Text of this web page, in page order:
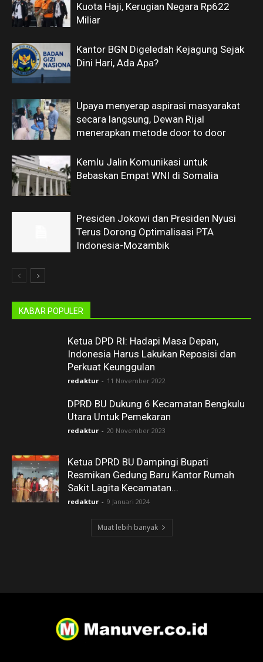
Kuota Haji, Kerugian Negara Rp622
Miliar
Kantor BGN Digeledah Kejagung Sejak
Dini Hari, Ada Apa?
Upaya menyerap aspirasi masyarakat
secara langsung, Dewan Rijal
menerapkan metode door to door
Kemlu Jalin Komunikasi untuk
Bebaskan Empat WNI di Somalia
Presiden Jokowi dan Presiden Nyusi
Terus Dorong Optimalisasi PTA
Indonesia-Mozambik
KABAR POPULER
Ketua DPD RI: Hadapi Masa Depan,
Indonesia Harus Lakukan Reposisi dan
Perkuat Keunggulan
redaktur - 11 November 2022
DPRD BU Dukung 6 Kecamatan Bengkulu
Utara Untuk Pemekaran
redaktur - 20 November 2023
Ketua DPRD BU Dampingi Bupati
Resmikan Gedung Baru Kantor Rumah
Sakit Lagita Kecamatan...
redaktur - 9 Januari 2024
Muat lebih banyak